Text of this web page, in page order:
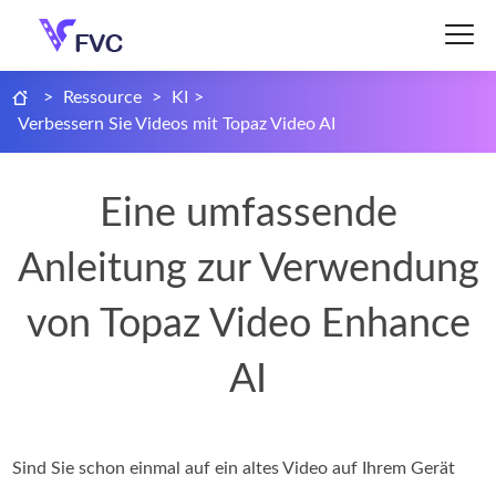
> Ressource > KI
>
Verbessern Sie Videos mit Topaz Video AI
Eine umfassende
Anleitung zur Verwendung
von Topaz Video Enhance
AI
Sind Sie schon einmal auf ein altes Video auf Ihrem Gerät